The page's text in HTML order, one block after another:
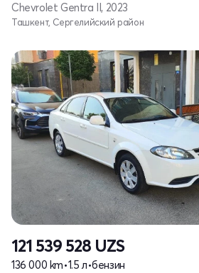
Chevrolet Gentra II, 2023
Ташкент, Сергелийский район
121 539 528 UZS
136 000 km•1.5 л•бензин